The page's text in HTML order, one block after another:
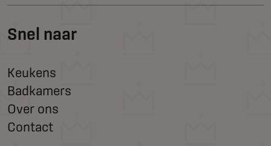
Snel naar
Keukens
Badkamers
Over ons
Contact